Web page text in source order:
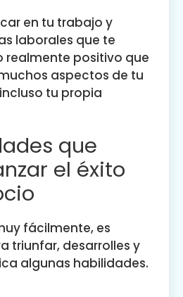
en tu trabajo y
laborales que te
realmente positivo que
aspectos de tu
tu propia
que
el éxito
fácilmente, es
triunfar, desarrolles y
algunas habilidades.